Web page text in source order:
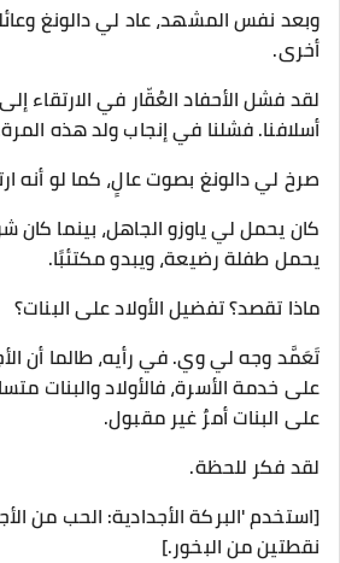
وبعد نفس المشهد، عاد لي دالونغ
أخرى.
لقد فشل الأحفاد العُقّار في الارتقاء
أسلافنا. فشلنا في إنجاب ولد هذه
صرخ لي دالونغ بصوت عالٍ، كما لو أنه
كان يحمل لي ياوزو الجاهل، بينما كان
يحمل طفلة رضيعة، ويبدو مكتئبًا.
ماذا تقصد؟ تفضيل الأولاد على البنات؟
تَعَمَّد وجه لي وي. في رأيه، طالما أن
على خدمة الأسرة، فالأولاد والبنات
على البنات أمرٌ غير مقبول.
لقد فكر للحظة.
[استخدم 'البركة الأجدادية: الحب من
نقطتين من البخور.]